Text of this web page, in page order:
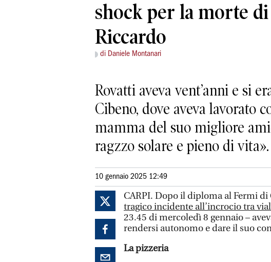
shock per la morte di
Riccardo
di Daniele Montanari
Rovatti aveva vent’anni e si
Cibeno, dove aveva lavorato
mamma del suo migliore
ragzzo solare e pieno di
10 gennaio 2025 12:49
CARPI. Dopo il diploma al Fermi
tragico incidente all’incrocio tra
23.45 di mercoledì 8 gennaio –
rendersi autonomo e dare il suo
La pizzeria